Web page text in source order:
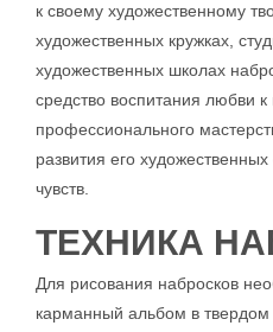
к своему художественному
художественных кружках,
художественных школах
средство воспитания любви
профессионального
развития его
чувств.
ТЕХНИКА
Для рисования набросков
карманный альбом в